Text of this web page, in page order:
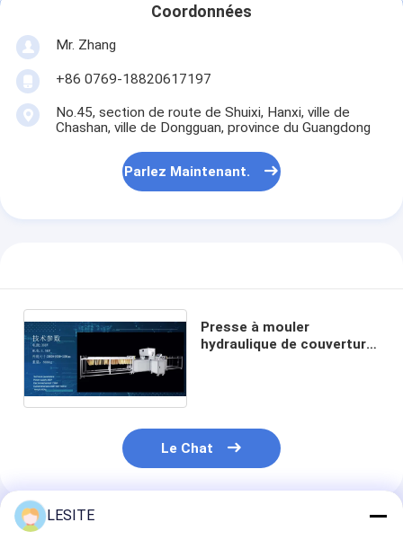
Filtre à manches en aluminium
Filtre à air
Filtre à manches de Hepa
Coordonnées
Mr. Zhang
+86 0769-18820617197
No.45, section de route de Shuixi, Hanxi, ville de
Chashan, ville de Dongguan, province du Guangdong
Parlez Maintenant.
Presse à mouler
hydraulique de couverture
Le Chat
Produits Recommandés
LESITE